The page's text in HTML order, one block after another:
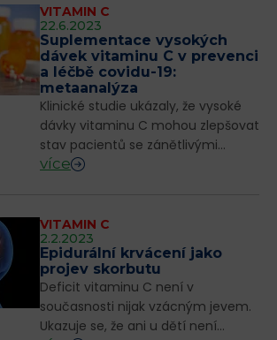
a zpožděná z dův...
22.6.2023
VITAMIN C
Suplementace vysokých
dávek vitaminu C v prevenci
a léčbě covidu-19:
metaanalýza
Klinické studie ukázaly, že vysoké
dávky vitaminu C mohou zlepšovat
stav pacientů se zánětlivými
poruchami, včetně ARDS a sepse.
vitami...
více
2.2.2023
VITAMIN C
Epidurální krvácení jako
projev skorbutu
Deficit vitaminu C není v
současnosti nijak vzácným jevem.
Ukazuje se, že ani u dětí není